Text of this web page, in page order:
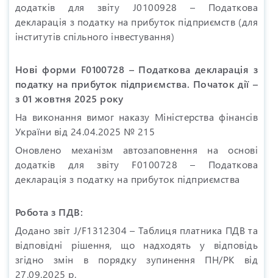
додатків для звіту J0100928 – Податкова
декларація з податку на прибуток підприємств (для
інститутів спільного інвестування)
Нові форми F0100728 – Податкова декларація з
податку на прибуток підприємства. Початок дії –
з 01 жовтня 2025 року
На виконання вимог наказу Міністерства фінансів
України від 24.04.2025 № 215
Оновлено механізм автозаповнення на основі
додатків для звіту F0100728 – Податкова
декларація з податку на прибуток підприємства
Робота з ПДВ:
Додано звіт J/F1312304 – Таблиця платника ПДВ та
відповідні рішення, що надходять у відповідь
згідно змін в порядку зупинення ПН/РК від
27.09.2025 р.